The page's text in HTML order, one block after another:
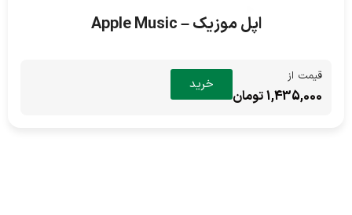
اپل موزیک – Apple Music
قیمت از
1,435,000 تومان
خرید